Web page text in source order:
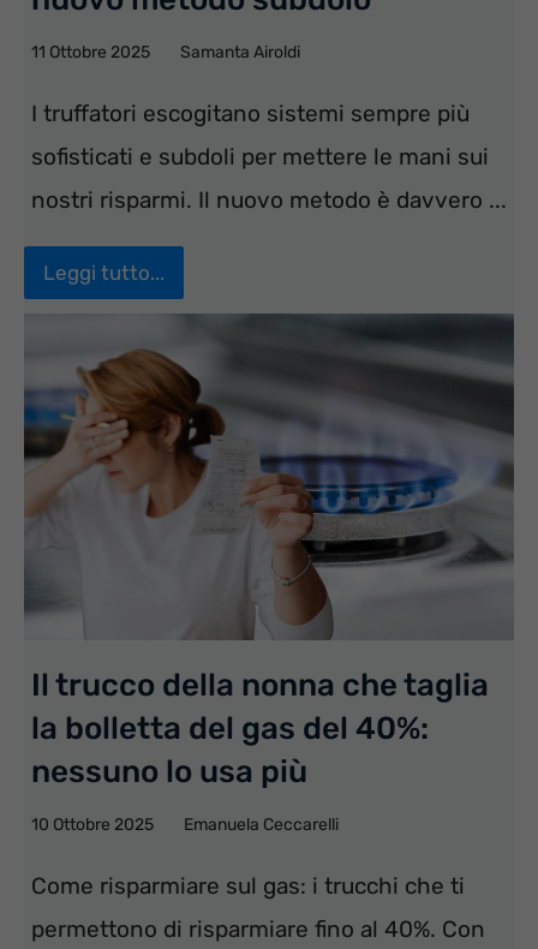
11 Ottobre 2025 Samanta Airoldi
I truffatori escogitano sistemi sempre più
sofisticati e subdoli per mettere le mani sui
nostri risparmi. Il nuovo metodo è davvero ...
Leggi tutto...
Il trucco della nonna che taglia
la bolletta del gas del 40%:
nessuno lo usa più
10 Ottobre 2025 Emanuela Ceccarelli
Come risparmiare sul gas: i trucchi che ti
permettono di risparmiare fino al 40%. Con